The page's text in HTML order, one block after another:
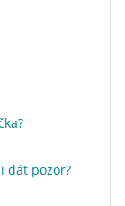
dát pozor?